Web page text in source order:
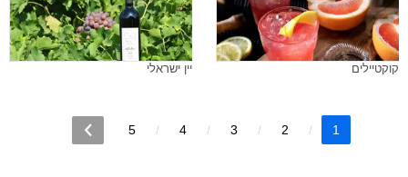
קוקטיילים יין ישראלי
1
2
3
4
5